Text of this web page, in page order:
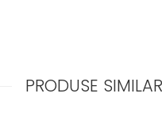
PRODUSE